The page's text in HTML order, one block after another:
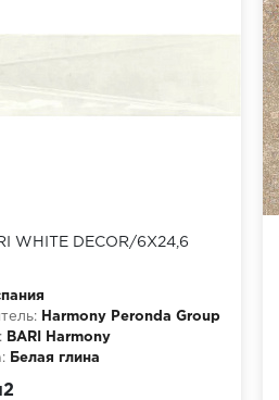
WHITE DECOR/6X24,6
Harmony Peronda Group
BARI Harmony
Белая глина